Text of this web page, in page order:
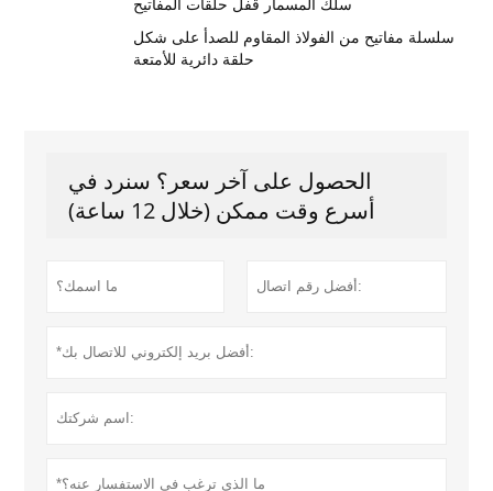
سلسلة مفاتيح من الفولاذ المقاوم للصدأ على شكل
حلقة دائرية للأمتعة
الحصول على آخر سعر؟ سنرد في
أسرع وقت ممكن (خلال 12 ساعة)